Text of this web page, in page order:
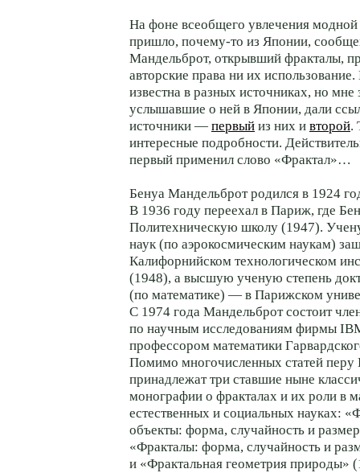
На фоне всеобщего увлечения модной
пришло, почему-то из Японии,
Мандельброт, открывший фракталы,
авторские права ни их
известна в разных источниках, но мне
услышавшие о ней в Японии, дали
источники — первый из них и второй.
интересные подробности.
первый применил слово «Фрактал»…
Бенуа Мандельброт родился в 1924
В 1936 году переехал в Париж, где
Политехническую школу (1947).
наук (по аэрокосмическим наукам)
Калифорнийском технологическом
(1948), а высшую ученую степень
(по математике) — в Парижском
С 1974 года Мандельброт состоит
по научным исследованиям фирмы
профессором математики
Помимо многочисленных статей перу
принадлежат три ставшие ныне
монографии о фракталах и их роли в
естественных и социальных науках:
объекты: форма, случайность и
«Фракталы: форма, случайность и
и «Фрактальная геометрия природы»